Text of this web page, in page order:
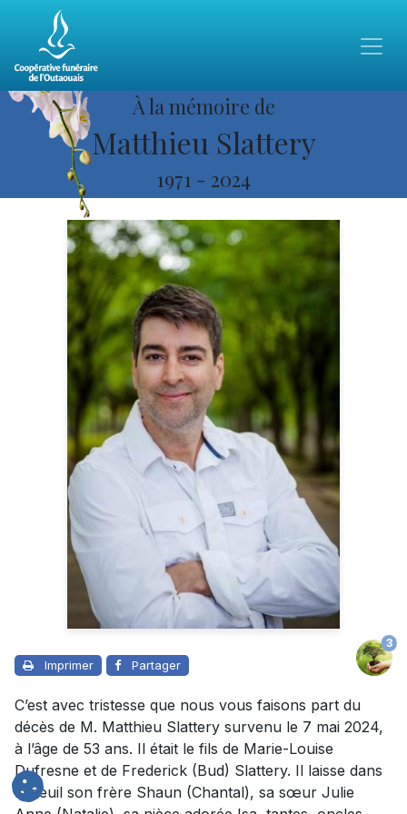
À la mémoire de
Matthieu Slattery
1971 - 2024
Imprimer Partager
3
C’est avec tristesse que nous vous faisons part du
décès de M. Matthieu Slattery survenu le 7 mai 2024,
à l’âge de 53 ans. Il était le fils de Marie-Louise
Dufresne et de Frederick (Bud) Slattery. Il laisse dans
le deuil son frère Shaun (Chantal), sa sœur Julie